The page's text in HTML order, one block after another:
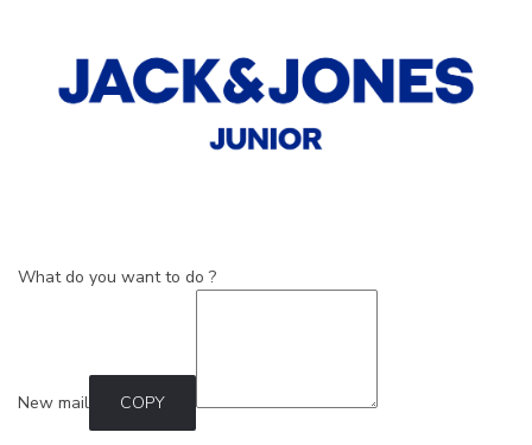
What do you want to do ?
New mail COPY